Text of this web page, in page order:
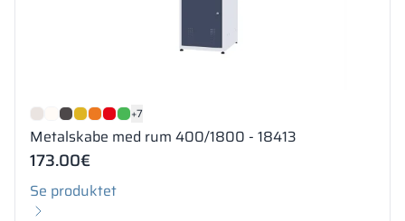
+7
Metalskabe med rum 400/1800 - 18413
173.00€
Se produktet